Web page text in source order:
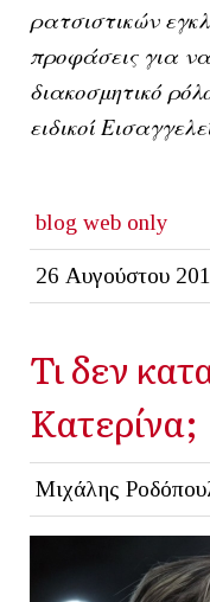
ρατσιστικών
προφάσεις για
διακοσμητικό
ειδικοί
blog web only
26 Αυγούστου
Τι δεν
Κατερίνα;
Μιχάλης